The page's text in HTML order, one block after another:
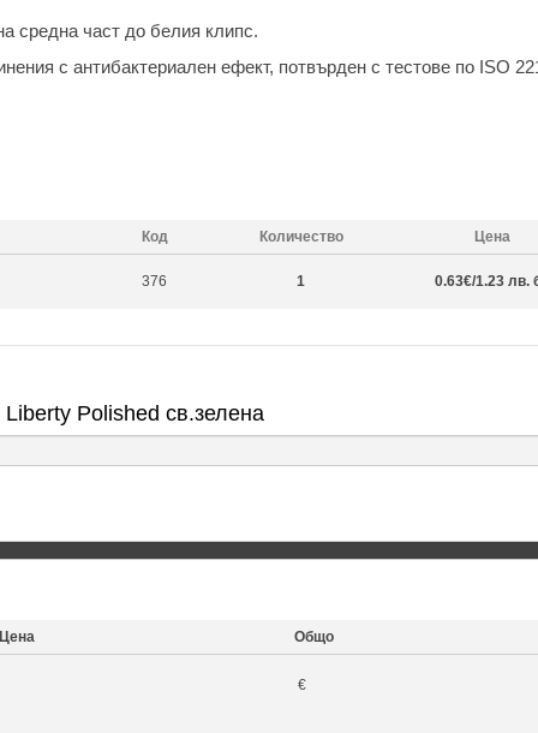
средна част до бeлия клипс.
с антибактериален ефект, потвърден с тестове по ISO
Код Количество Цена
376 1 0.63€/1.23 лв.
Polished св.зелена
Цена Общо
€